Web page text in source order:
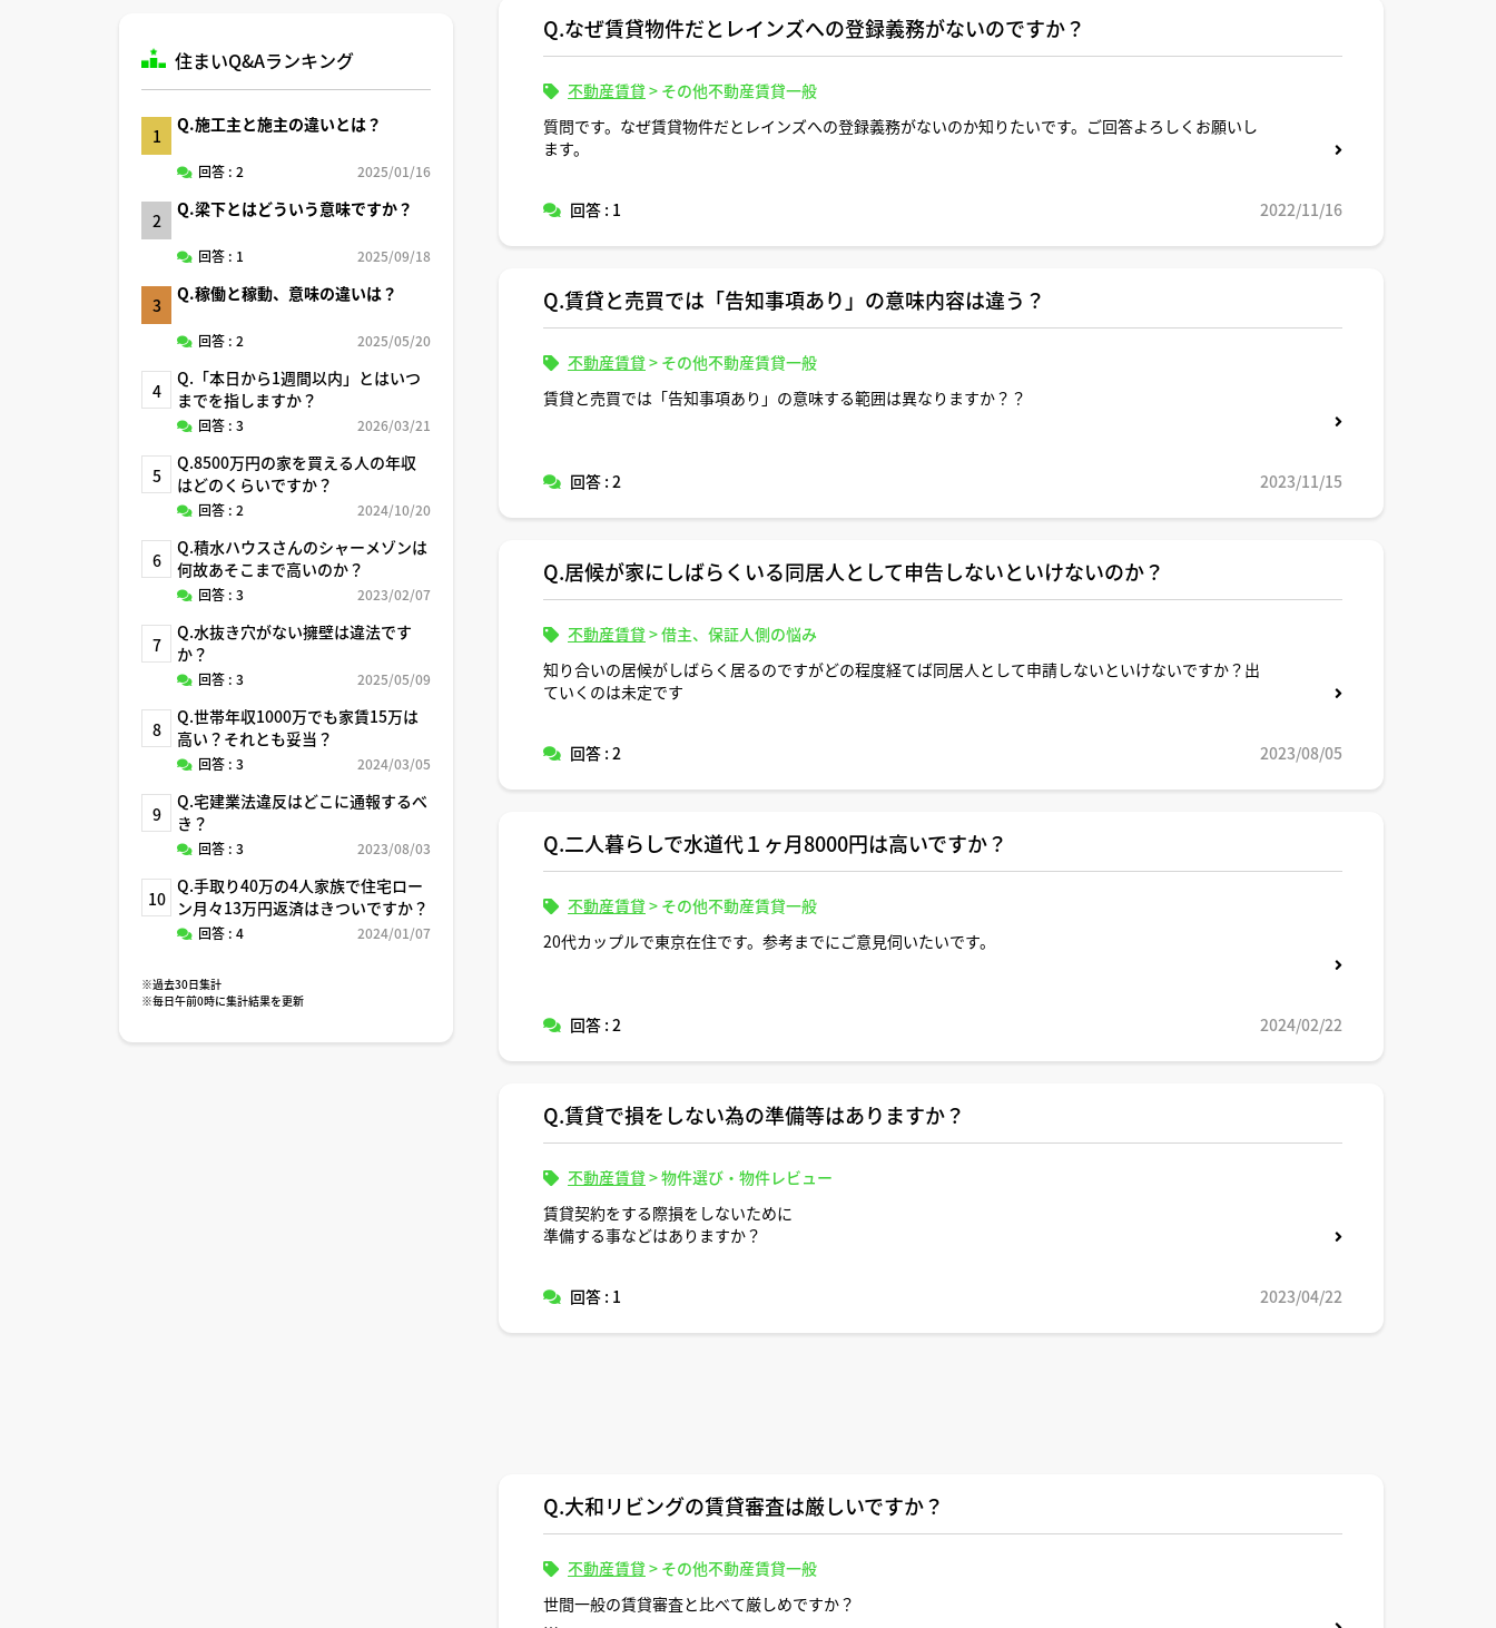
住まいQ&Aランキング
1
Q.施工主と施主の違いとは？
回答 : 2 2025/01/16
2
Q.梁下とはどういう意味ですか？
回答 : 1 2025/09/18
3
Q.稼働と稼動、意味の違いは？
回答 : 2 2025/05/20
4
Q.「本日から1週間以内」とはいつ
までを指しますか？
回答 : 3 2026/03/21
5
Q.8500万円の家を買える人の年収
はどのくらいですか？
回答 : 2 2024/10/20
6
Q.積水ハウスさんのシャーメゾンは
何故あそこまで高いのか？
回答 : 3 2023/02/07
7
Q.水抜き穴がない擁壁は違法です
か？
回答 : 3 2025/05/09
8
Q.世帯年収1000万でも家賃15万は
高い？それとも妥当？
回答 : 3 2024/03/05
9
Q.宅建業法違反はどこに通報するべ
き？
回答 : 3 2023/08/03
10
Q.手取り40万の4人家族で住宅ロー
ン月々13万円返済はきついですか？
回答 : 4 2024/01/07
※過去30日集計
※毎日午前0時に集計結果を更新
Q.なぜ賃貸物件だとレインズへの登録義務がないのですか？
不動産賃貸 > その他不動産賃貸一般
質問です。なぜ賃貸物件だとレインズへの登録義務がないのか知りたいです。ご回答よろしくお願いし
ます。
回答 : 1 2022/11/16
Q.賃貸と売買では「告知事項あり」の意味内容は違う？
不動産賃貸 > その他不動産賃貸一般
賃貸と売買では「告知事項あり」の意味する範囲は異なりますか？？
回答 : 2 2023/11/15
Q.居候が家にしばらくいる同居人として申告しないといけないのか？
不動産賃貸 >借主、保証人側の悩み
知り合いの居候がしばらく居るのですがどの程度経てば同居人として申請しないといけないですか？出
ていくのは未定です
回答 : 2 2023/08/05
Q.二人暮らしで水道代１ヶ月8000円は高いですか？
不動産賃貸 > その他不動産賃貸一般
20代カップルで東京在住です。参考までにご意見伺いたいです。
回答 : 2 2024/02/22
Q.賃貸で損をしない為の準備等はありますか？
不動産賃貸 >物件選び・物件レビュー
賃貸契約をする際損をしないために
準備する事などはありますか？
回答 : 1 2023/04/22
Q.大和リビングの賃貸審査は厳しいですか？
不動産賃貸 > その他不動産賃貸一般
世間一般の賃貸審査と比べて厳しめですか？